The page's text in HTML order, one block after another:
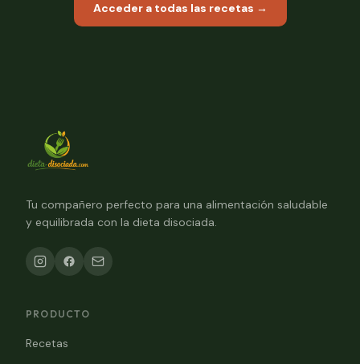
Acceder a todas las recetas →
Tu compañero perfecto para una alimentación saludable
y equilibrada con la dieta disociada.
PRODUCTO
Recetas